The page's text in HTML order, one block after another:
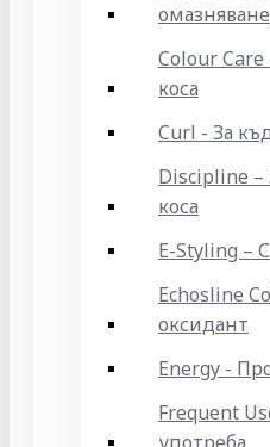
омазняване
Colour Care
коса
Curl - За
Discipline –
коса
E-Styling –
Echosline
оксидант
Energy -
Frequent